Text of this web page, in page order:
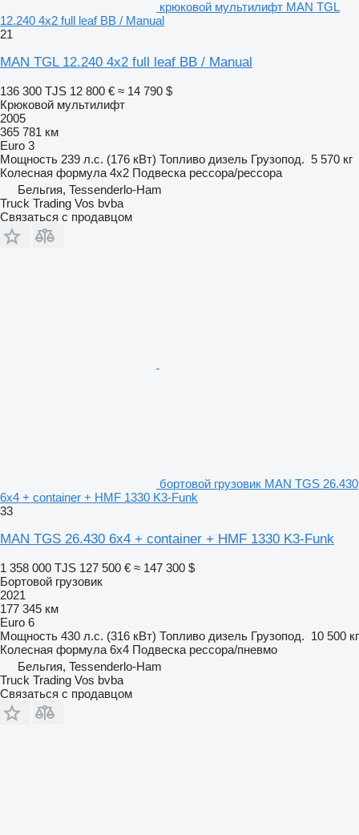
крюковой мультилифт MAN TGL
12.240 4x2 full leaf BB / Manual
21
MAN TGL 12.240 4x2 full leaf BB / Manual
136 300 TJS 12 800 € ≈ 14 790 $
Крюковой мультилифт
2005
365 781 км
Euro 3
Мощность 239 л.с. (176 кВт) Топливо дизель Грузопод. 5 570 кг
Колесная формула 4x2 Подвеска рессора/рессора
Бельгия, Tessenderlo-Ham
Truck Trading Vos bvba
Связаться с продавцом
бортовой грузовик MAN TGS 26.430
6x4 + container + HMF 1330 K3-Funk
33
MAN TGS 26.430 6x4 + container + HMF 1330 K3-Funk
1 358 000 TJS 127 500 € ≈ 147 300 $
Бортовой грузовик
2021
177 345 км
Euro 6
Мощность 430 л.с. (316 кВт) Топливо дизель Грузопод. 10 500 кг
Колесная формула 6x4 Подвеска рессора/пневмо
Бельгия, Tessenderlo-Ham
Truck Trading Vos bvba
Связаться с продавцом